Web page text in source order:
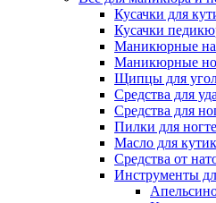
Кусачки для
Кусачки
Маникюрные
Маникюрные
Щипцы для
Средства для
Средства для
Пилки для
Масло для
Средства от
Инструменты